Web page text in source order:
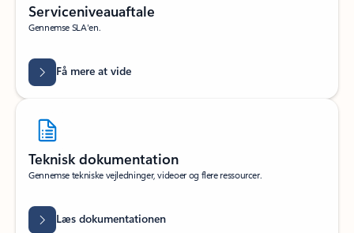
Serviceniveauaftale
Gennemse SLA'en.
Få mere at vide
Teknisk dokumentation
Gennemse tekniske vejledninger, videoer og flere ressourcer.
Læs dokumentationen